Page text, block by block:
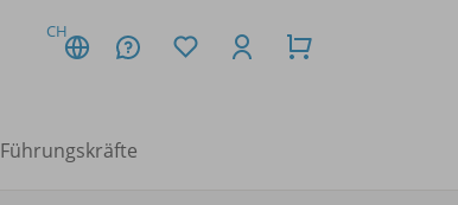
CH
Führungskräfte